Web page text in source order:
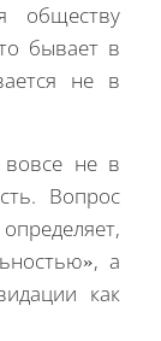
обществу
бывает в
не в
вовсе не в
Вопрос
а
как